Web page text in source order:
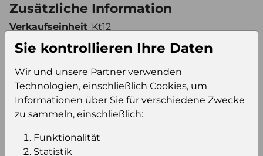
Zusätzliche Information
Verkaufseinheit
(VE)
Kt12
pro Palette
Konsumeinheit Fl
Stückzahl pro
Palette
384
Sie kontrollieren Ihre Daten
Wir und unsere Partner verwenden
Technologien, einschließlich Cookies, um
Informationen über Sie für verschiedene Zwecke
zu sammeln, einschließlich:
Funktionalität
Statistik